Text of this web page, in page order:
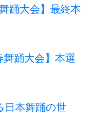
踊大会】最終本
舞踊大会】本選
日本舞踊の世